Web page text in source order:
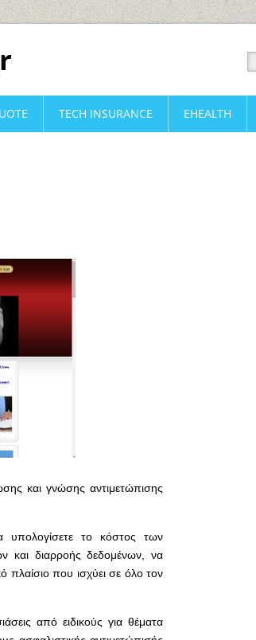
και γνώσης αντιμετώπισης
υπολογίσετε το κόστος των
και διαρροής δεδομένων, να
πλαίσιο που ισχύει σε όλο τον
από ειδικούς για θέματα
TECH INSURANCE EHEALTH